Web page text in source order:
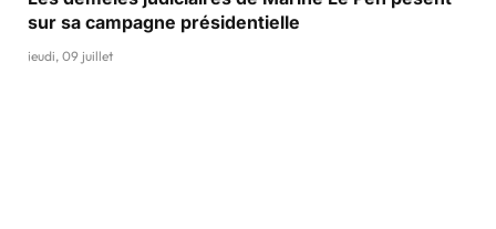
sur sa campagne présidentielle
jeudi, 09 juillet